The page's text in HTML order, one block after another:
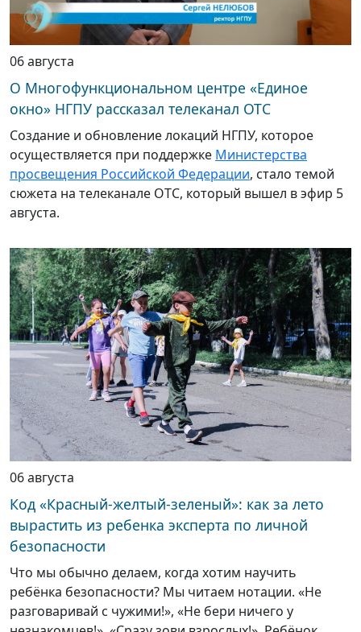
06 августа
О Многофункциональном центре «Единое
окно» НГПУ рассказал телеканал ОТС
Создание и обновление локаций НГПУ, которое
осуществляется при поддержке Министерства
просвещения Российской Федерации, стало темой
сюжета на телеканале ОТС, который вышел в эфир 5
августа.
06 августа
Код «Красный-желтый-зеленый»: как за лето
вырастить из ребенка эксперта по личной
безопасности
Что мы обычно делаем, когда хотим научить
ребёнка безопасности? Мы читаем нотации. «Не
разговаривай с чужими!», «Не бери ничего у